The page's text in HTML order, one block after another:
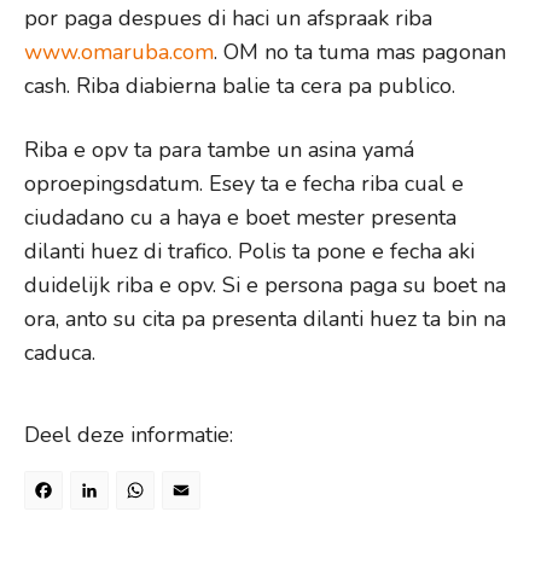
por paga despues di haci un afspraak riba
www.omaruba.com. OM no ta tuma mas pagonan
cash. Riba diabierna balie ta cera pa publico.
Riba e opv ta para tambe un asina yamá
oproepingsdatum. Esey ta e fecha riba cual e
ciudadano cu a haya e boet mester presenta
dilanti huez di trafico. Polis ta pone e fecha aki
duidelijk riba e opv. Si e persona paga su boet na
ora, anto su cita pa presenta dilanti huez ta bin na
caduca.
Deel deze informatie:
Facebook
LinkedIn
WhatsApp